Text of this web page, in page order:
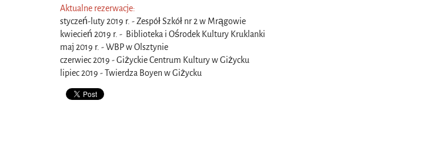
Aktualne rezerwacje:
styczeń-luty 2019 r. - Zespół Szkół nr 2 w Mrągowie
kwiecień 2019 r. - Biblioteka i Ośrodek Kultury Kruklanki
maj 2019 r. - WBP w Olsztynie
czerwiec 2019 - Giżyckie Centrum Kultury w Giżycku
lipiec 2019 - Twierdza Boyen w Giżycku